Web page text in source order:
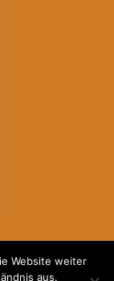
Website weiter
aus.